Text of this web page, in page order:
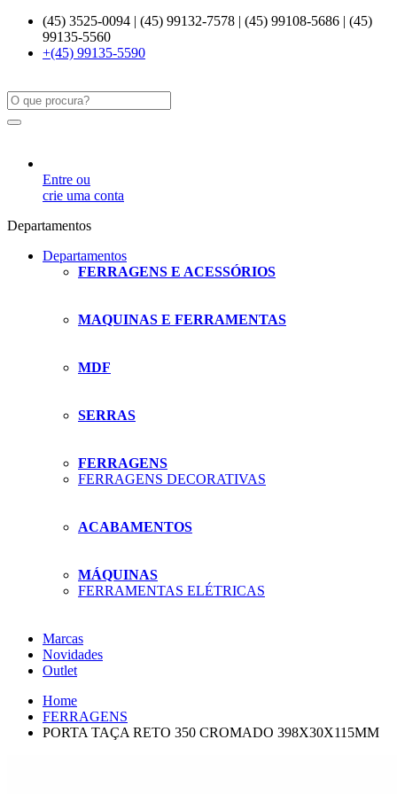
(45) 3525-0094 | (45) 99132-7578 | (45) 99108-5686 | (45)
99135-5560
+(45) 99135-5590
Entre ou
crie uma conta
Departamentos
Departamentos
FERRAGENS E ACESSÓRIOS
MAQUINAS E FERRAMENTAS
MDF
SERRAS
FERRAGENS
FERRAGENS DECORATIVAS
ACABAMENTOS
MÁQUINAS
FERRAMENTAS ELÉTRICAS
Marcas
Novidades
Outlet
Home
FERRAGENS
PORTA TAÇA RETO 350 CROMADO 398X30X115MM